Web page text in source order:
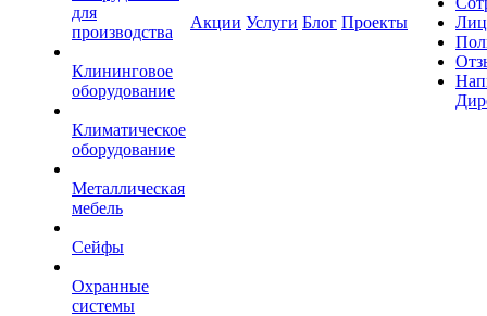
для
производства
Клининговое
оборудование
Климатическое
оборудование
Металлическая
мебель
Сейфы
Охранные
системы
Акции Услуги Блог Проекты